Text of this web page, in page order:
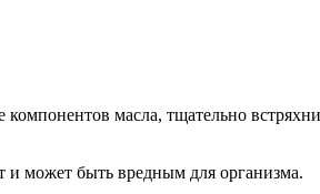
компонентов масла, тщательно
и может быть вредным для организма.